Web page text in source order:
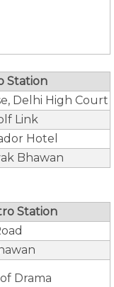
Station
Delhi High Court
Link
Hotel
Bhawan
Station
Drama